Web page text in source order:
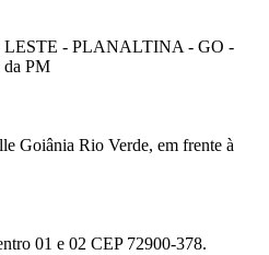
LESTE - PLANALTINA - GO -
da PM
Goiânia Rio Verde, em frente à
01 e 02 CEP 72900-378.